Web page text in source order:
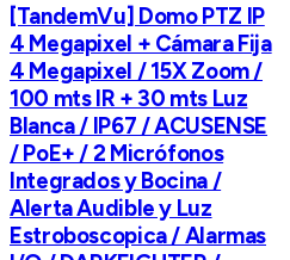
[TandemVu] Domo PTZ IP
4 Megapixel + Cámara Fija
4 Megapixel / 15X Zoom /
100 mts IR + 30 mts Luz
Blanca / IP67 / ACUSENSE
/ PoE+ / 2 Micrófonos
Integrados y Bocina /
Alerta Audible y Luz
Estroboscopica / Alarmas